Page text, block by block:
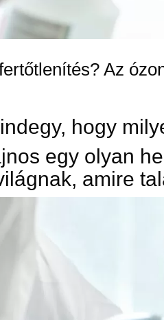
Az
hogy
egy olyan
amire